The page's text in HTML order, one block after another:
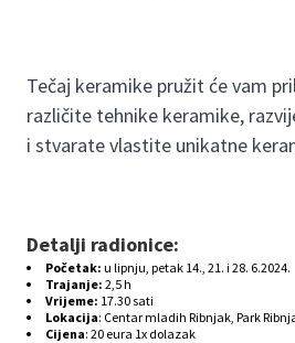
Tečaj keramike pružit će vam
različite tehnike keramike,
i stvarate vlastite unikatne
Detalji radionice:
Početak: u lipnju, petak 14., 21. i 28. 6.2024.
Trajanje: 2,5 h
Vrijeme: 17.30 sati
Lokacija: Centar mladih Ribnjak, Park
Cijena: 20 eura 1x dolazak